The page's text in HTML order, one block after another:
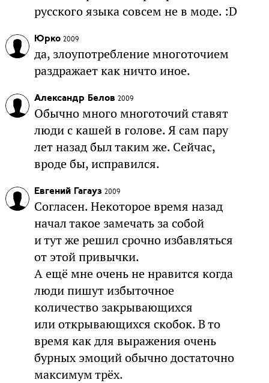
русского языка совсем не в моде. :D
Юрко 2009
да, злоупотребление многоточием
раздражает как ничто иное.
Александр Белов 2009
Обычно много многоточий ставят
люди с кашей в голове. Я сам пару
лет назад был таким же. Сейчас,
вроде бы, исправился.
Евгений Гагауз 2009
Согласен. Некоторое время назад
начал такое замечать за собой
и тут же решил срочно избавляться
от этой привычки.
А ещё мне очень не нравится когда
люди пишут избыточное
количество закрывающихся
или открывающихся скобок. В то
время как для выражения очень
бурных эмоций обычно достаточно
максимум трёх.